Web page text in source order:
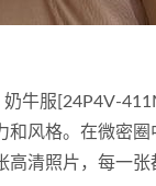
牛服[24P4V-
风格。在微密
清照片，每一